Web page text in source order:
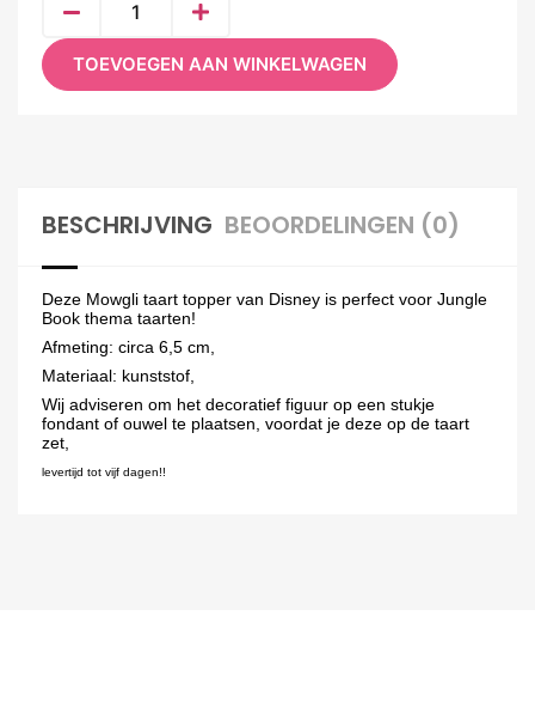
TOEVOEGEN AAN WINKELWAGEN
BESCHRIJVING BEOORDELINGEN (0)
Deze Mowgli taart topper van Disney is perfect voor Jungle
Book thema taarten!
Afmeting: circa 6,5 cm,
Materiaal: kunststof,
Wij adviseren om het decoratief figuur op een stukje
fondant of ouwel te plaatsen, voordat je deze op de taart
zet,
levertijd tot vijf dagen!!